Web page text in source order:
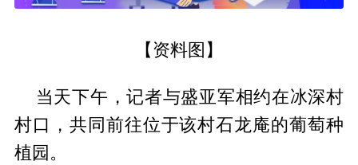
【资料图】
当天下午，记者与盛亚军相约在冰深村
村口，共同前往位于该村石龙庵的葡萄种
植园。